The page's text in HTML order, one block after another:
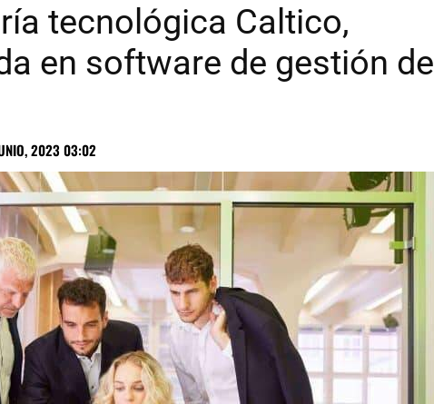
tecnológica Caltico,
en software de gestión de
2023 03:02